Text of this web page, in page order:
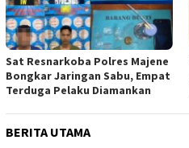
Sat Resnarkoba Polres Majene
Bongkar Jaringan Sabu, Empat
Terduga Pelaku Diamankan
BERITA UTAMA